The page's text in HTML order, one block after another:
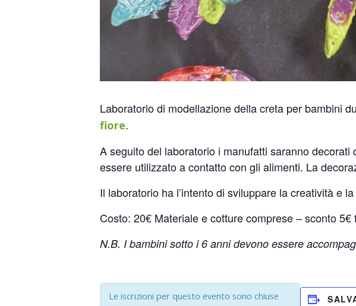
Laboratorio di modellazione della creta per bambini
fiore.
A seguito del laboratorio i manufatti saranno
essere utilizzato a contatto con gli alimenti. La
Il laboratorio ha l’intento di sviluppare la creatività e
Costo: 20€ Materiale e cotture comprese – sconto 5€
N.B. I bambini sotto i 6 anni devono essere
Le iscrizioni per questo evento sono chiuse